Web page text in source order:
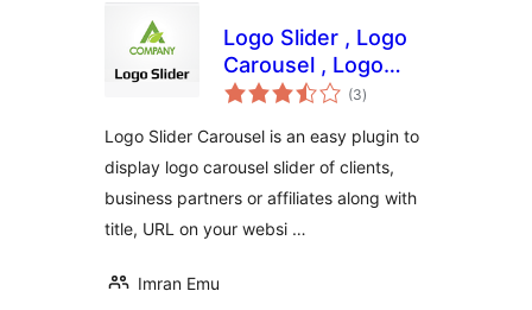
Logo Slider , Logo
Carousel , Logo
showcase , Client
(3celkové
hodnocení
)
Logo Slider Carousel is an easy plugin to
display logo carousel slider of clients,
business partners or affiliates along with
title, URL on your websi …
Imran Emu